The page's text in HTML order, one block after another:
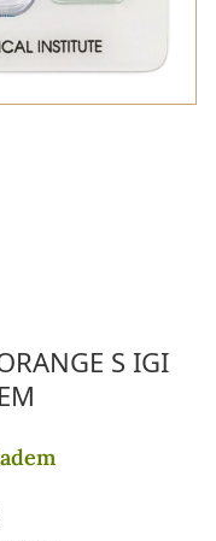
S IGI